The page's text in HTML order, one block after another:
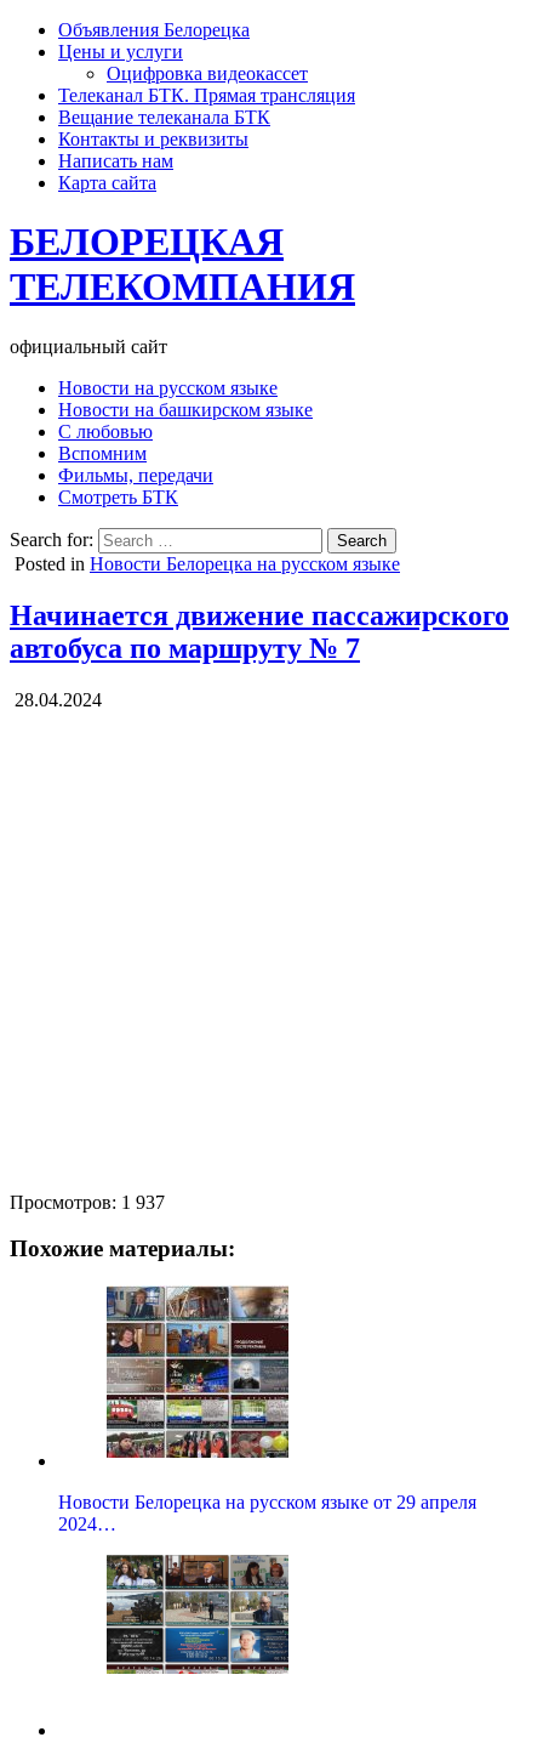
Объявления Белорецка
Цены и услуги
Оцифровка видеокассет
Телеканал БТК. Прямая трансляция
Вещание телеканала БТК
Контакты и реквизиты
Написать нам
Карта сайта
БЕЛОРЕЦКАЯ
ТЕЛЕКОМПАНИЯ
официальный сайт
Новости на русском языке
Новости на башкирском языке
С любовью
Вспомним
Фильмы, передачи
Смотреть БТК
Search for:
Posted in Новости Белорецка на русском языке
Начинается движение пассажирского
автобуса по маршруту № 7
28.04.2024
Просмотров: 1 937
Похожие материалы:
Новости Белорецка на русском языке от 29 апреля
2024…